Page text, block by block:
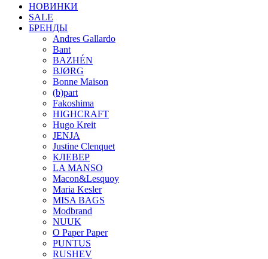
НОВИНКИ
SALE
БРЕНДЫ
Andres Gallardo
Bant
BAZHÉN
BJØRG
Bonne Maison
(b)part
Fakoshima
HIGHCRAFT
Hugo Kreit
JENJA
Justine Clenquet
КЛЕВЕР
LA MANSO
Macon&Lesquoy
Maria Kesler
MISA BAGS
Modbrand
NUUK
O Paper Paper
PUNTUS
RUSHEV